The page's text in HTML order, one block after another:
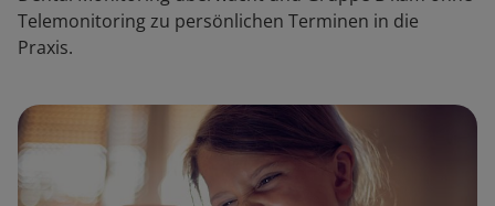
Telemonitoring zu persönlichen Terminen in die
Praxis.